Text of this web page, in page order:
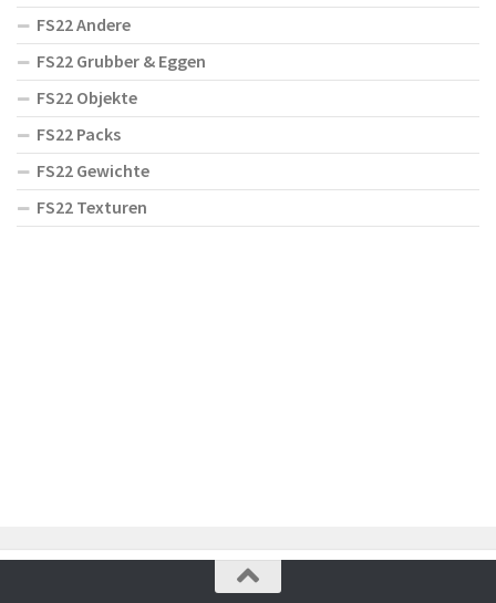
FS22 Andere
FS22 Grubber & Eggen
FS22 Objekte
FS22 Packs
FS22 Gewichte
FS22 Texturen